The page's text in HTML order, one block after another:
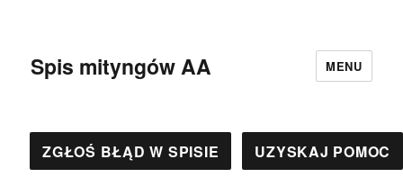
Spis mityngów AA MENU
ZGŁOŚ BŁĄD W SPISIE UZYSKAJ POMOC